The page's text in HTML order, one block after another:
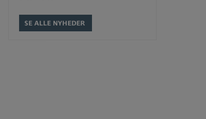
SE ALLE NYHEDER